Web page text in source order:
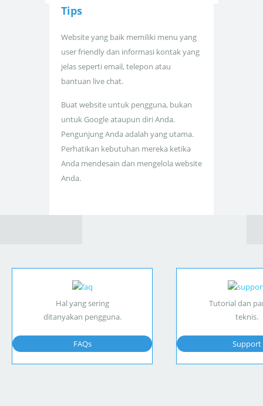
Tips
Website yang baik memiliki menu yang
user friendly dan informasi kontak yang
jelas seperti email, telepon atau
bantuan live chat.
Buat website untuk pengguna, bukan
untuk Google ataupun diri Anda.
Pengunjung Anda adalah yang utama.
Perhatikan kebutuhan mereka ketika
Anda mendesain dan mengelola website
Anda.
Hal yang sering
ditanyakan pengguna.
FAQs
Tutorial dan
teknis.
Support